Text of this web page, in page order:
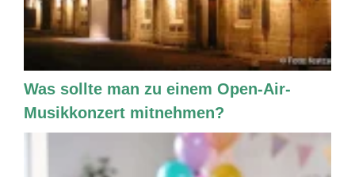
Was sollte man zu einem Open-Air-
Musikkonzert mitnehmen?